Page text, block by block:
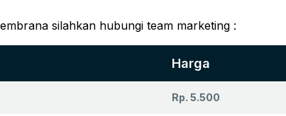
silahkan hubungi team marketing :
Harga
Rp. 5.500